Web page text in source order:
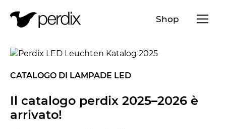
Shop Menü
CATALOGO DI LAMPADE LED
Il catalogo perdix 2025–2026 è
arrivato!